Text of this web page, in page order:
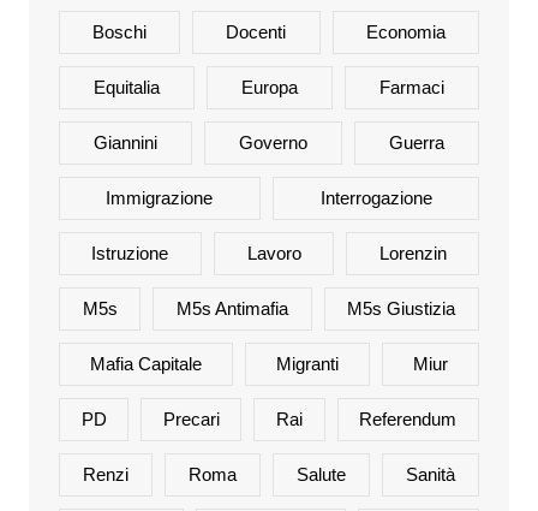
Boschi Docenti Economia
Equitalia Europa Farmaci
Giannini Governo Guerra
Immigrazione Interrogazione
Istruzione Lavoro Lorenzin
M5s M5s Antimafia M5s Giustizia
Mafia Capitale Migranti Miur
PD Precari Rai Referendum
Renzi Roma Salute Sanità